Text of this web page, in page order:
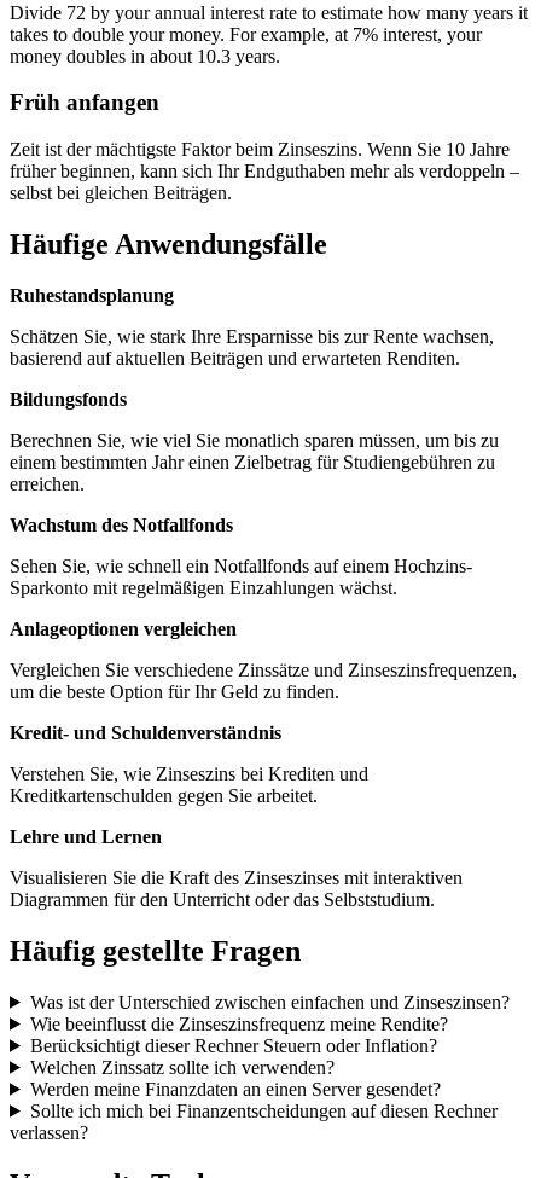
Divide 72 by your annual interest rate to estimate how many years it
takes to double your money. For example, at 7% interest, your
money doubles in about 10.3 years.
Früh anfangen
Zeit ist der mächtigste Faktor beim Zinseszins. Wenn Sie 10 Jahre
früher beginnen, kann sich Ihr Endguthaben mehr als verdoppeln –
selbst bei gleichen Beiträgen.
Häufige Anwendungsfälle
Ruhestandsplanung
Schätzen Sie, wie stark Ihre Ersparnisse bis zur Rente wachsen,
basierend auf aktuellen Beiträgen und erwarteten Renditen.
Bildungsfonds
Berechnen Sie, wie viel Sie monatlich sparen müssen, um bis zu
einem bestimmten Jahr einen Zielbetrag für Studiengebühren zu
erreichen.
Wachstum des Notfallfonds
Sehen Sie, wie schnell ein Notfallfonds auf einem Hochzins-
Sparkonto mit regelmäßigen Einzahlungen wächst.
Anlageoptionen vergleichen
Vergleichen Sie verschiedene Zinssätze und Zinseszinsfrequenzen,
um die beste Option für Ihr Geld zu finden.
Kredit- und Schuldenverständnis
Verstehen Sie, wie Zinseszins bei Krediten und
Kreditkartenschulden gegen Sie arbeitet.
Lehre und Lernen
Visualisieren Sie die Kraft des Zinseszinses mit interaktiven
Diagrammen für den Unterricht oder das Selbststudium.
Häufig gestellte Fragen
Was ist der Unterschied zwischen einfachen und Zinseszinsen?
Wie beeinflusst die Zinseszinsfrequenz meine Rendite?
Berücksichtigt dieser Rechner Steuern oder Inflation?
Welchen Zinssatz sollte ich verwenden?
Werden meine Finanzdaten an einen Server gesendet?
Sollte ich mich bei Finanzentscheidungen auf diesen Rechner
verlassen?